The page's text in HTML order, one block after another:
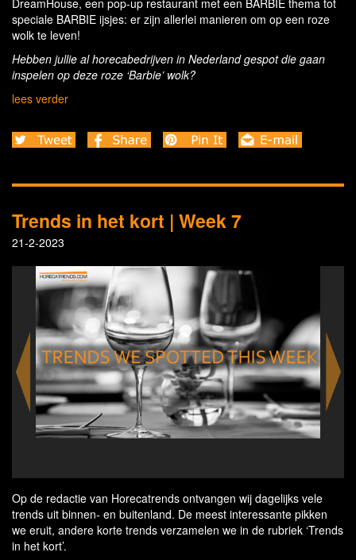
speciale BARBIE ijsjes: er zijn allerlei manieren om op een roze
wolk te leven!
Hebben jullie al horecabedrijven in Nederland gespot die gaan
inspelen op deze roze ‘Barbie’ wolk?
lees verder
Trends in het kort | Week 7
21-2-2023
Op de redactie van Horecatrends ontvangen wij dagelijks vele
trends uit binnen- en buitenland. De meest interessante pikken
we eruit, andere korte trends verzamelen we in de rubriek ‘Trends
in het kort’.